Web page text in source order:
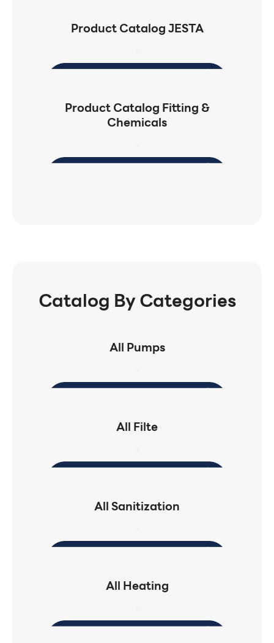
Product Catalog JESTA
Product Catalog Fitting &
Chemicals
Catalog By Categories
All Pumps
All Filte
All Sanitization
All Heating